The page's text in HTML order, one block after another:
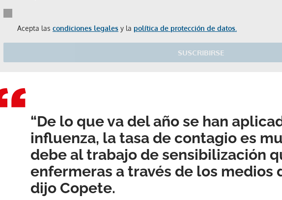
Acepta las condiciones legales y la política de protección de datos.
SUSCRIBIRSE
Gracias por suscribirte a nuestro boletín.
“De lo que va del año se han
influenza, la tasa de contagio es
debe al trabajo de sensibilización
enfermeras a través de los medios
dijo Copete.